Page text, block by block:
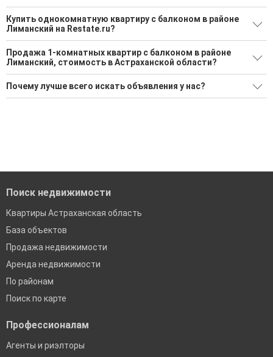
Купить однокомнатную квартиру с балконом в районе
Лиманский на Restate.ru?
Поможем Купить однокомнатную квартиру с балконом в
районе Лиманский?
1 актуальное и проверенное объявление
Воспользуйтесь нашим поиском по новостройкам, для
Продажа 1-комнатных квартир с балконом в районе
Лиманский, стоимость в Астраханской области?
Минимальная цена: 1 200 000 Р. Максимальная цена: 1 200
000 Р; Средняя: 1 200 000 Р
Почему лучше всего искать объявления у нас?
Поиск недвижимости
Квартиры Астраханская область
База объектов
Продажа недвижимости
Аренда недвижимости
По районам
Поиск по карте
Профессионалам
Агенты и риэлторы